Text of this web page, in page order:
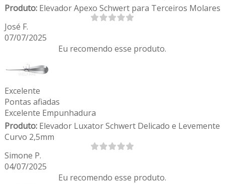
Produto:Elevador Apexo Schwert para Terceiros Molares
José F.
07/07/2025
Eu recomendo esse produto.
Excelente
Pontas afiadas
Excelente Empunhadura
Produto:Elevador Luxator Schwert Delicado e Levemente
Curvo 2,5mm
Simone P.
04/07/2025
Eu recomendo esse produto.